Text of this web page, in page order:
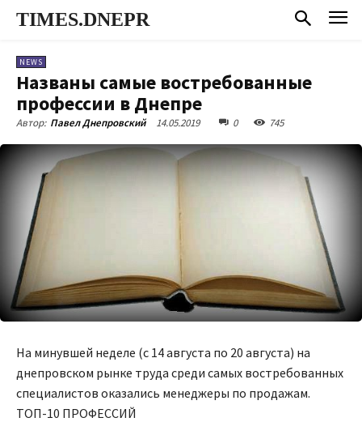
TIMES.DNEPR
NEWS
Названы самые востребованные
профессии в Днепре
Автор: Павел Днепровский 14.05.2019 0 745
На минувшей неделе (с 14 августа по 20 августа) на
днепровском рынке труда среди самых востребованных
специалистов оказались менеджеры по продажам.
ТОП-10 ПРОФЕССИЙ